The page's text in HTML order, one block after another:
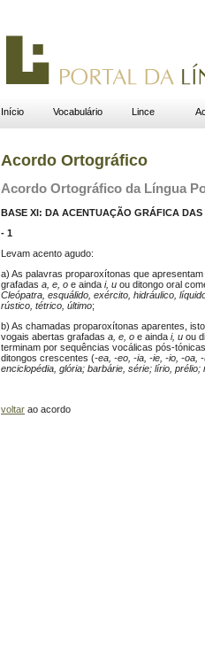
Início Vocabulário Lince
Acordo Ortográfico
Acordo Ortográfico da Língua
BASE XI: DA ACENTUAÇÃO GRÁFICA
- 1
Levam acento agudo:
a) As palavras proparoxítonas que
grafadas a, e, o e ainda i, u ou ditongo oral
Cleópatra, esquálido, exército, hidráulico,
rústico, tétrico, último;
b) As chamadas proparoxítonas aparentes,
vogais abertas grafadas a, e, o e ainda i, u ou
terminam por sequências vocálicas pós-
ditongos crescentes (-ea, -eo, -ia, -ie, -io, -oa,
enciclopédia, glória; barbárie, série; lírio,
voltar ao acordo